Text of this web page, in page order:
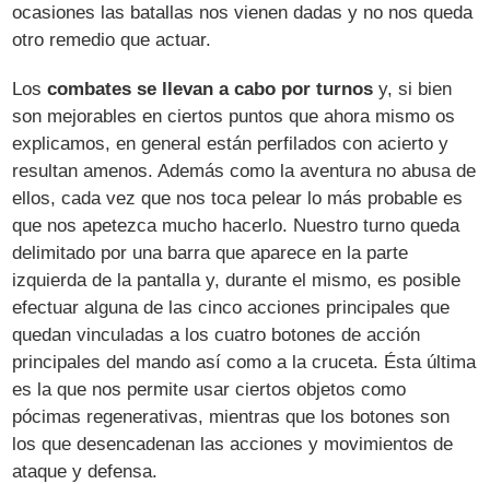
ocasiones las batallas nos vienen dadas y no nos queda
otro remedio que actuar.
Loscombates se llevan a cabo por turnos y, si bien
son mejorables en ciertos puntos que ahora mismo os
explicamos, en general están perfilados con acierto y
resultan amenos. Además como la aventura no abusa de
ellos, cada vez que nos toca pelear lo más probable es
que nos apetezca mucho hacerlo. Nuestro turno queda
delimitado por una barra que aparece en la parte
izquierda de la pantalla y, durante el mismo, es posible
efectuar alguna de las cinco acciones principales que
quedan vinculadas a los cuatro botones de acción
principales del mando así como a la cruceta. Ésta última
es la que nos permite usar ciertos objetos como
pócimas regenerativas, mientras que los botones son
los que desencadenan las acciones y movimientos de
ataque y defensa.